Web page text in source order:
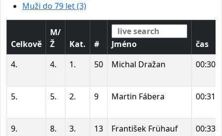
Muži do 79 let (3)
Celkově
M/
Ž
Kat. # Jméno
čas
4.
4. 1. 50 Michal Dražan
5. 5. 2. 9 Martin Fábera
9. 8. 3. 13 František Frühauf